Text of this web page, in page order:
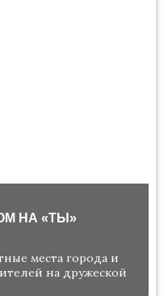
НА «ТЫ»
места города и
на дружеской